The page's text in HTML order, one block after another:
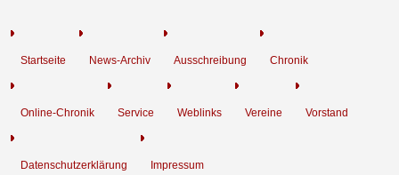
Startseite News-Archiv Ausschreibung Chronik
Online-Chronik Service Weblinks Vereine Vorstand
Datenschutzerklärung Impressum